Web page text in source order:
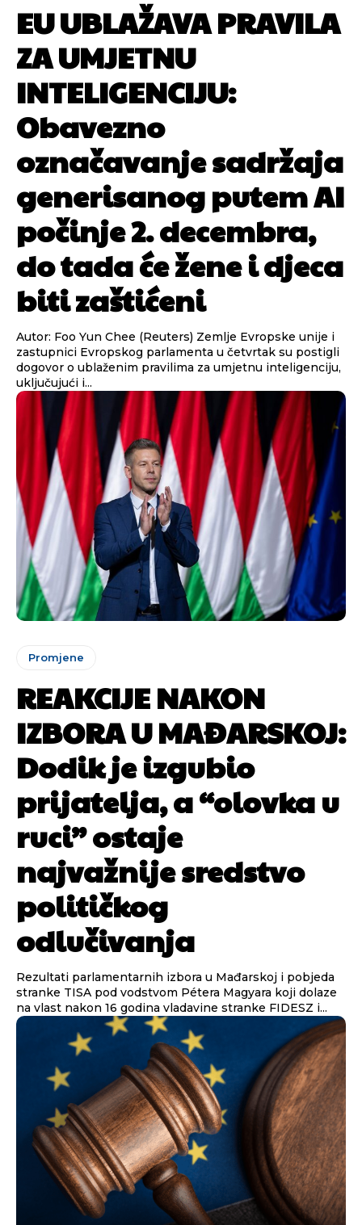
Pusti priču da živi!
Ovim putem želimo da vam se zahvalimo što ste
odlučili da pustite Vašu priču da živi, Redakcija
Pusti priču da živi!
Ovim putem želimo da vam se zahvalimo što ste
odlučili da pustite Vašu priču da živi, Redakcija
EU UBLAŽAVA PRAVILA
ZA UMJETNU
INTELIGENCIJU:
Obavezno
označavanje sadržaja
generisanog putem AI
počinje 2. decembra,
do tada će žene i djeca
biti zaštićeni
Autor: Foo Yun Chee (Reuters) Zemlje Evropske unije i
zastupnici Evropskog parlamenta u četvrtak su postigli
dogovor o ublaženim pravilima za umjetnu inteligenciju,
uključujući i...
Promjene
REAKCIJE NAKON
IZBORA U MAĐARSKOJ:
Dodik je izgubio
prijatelja, a “olovka u
ruci” ostaje
najvažnije sredstvo
političkog
odlučivanja
Rezultati parlamentarnih izbora u Mađarskoj i pobjeda
stranke TISA pod vodstvom Pétera Magyara koji dolaze
na vlast nakon 16 godina vladavine stranke FIDESZ i...